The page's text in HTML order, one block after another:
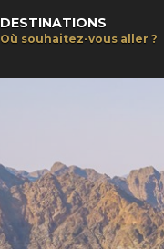
DESTINATIONS
Où souhaitez-vous aller ?